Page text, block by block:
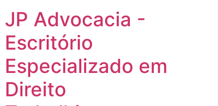
JP Advocacia -
Escritório
Especializado em
Direito